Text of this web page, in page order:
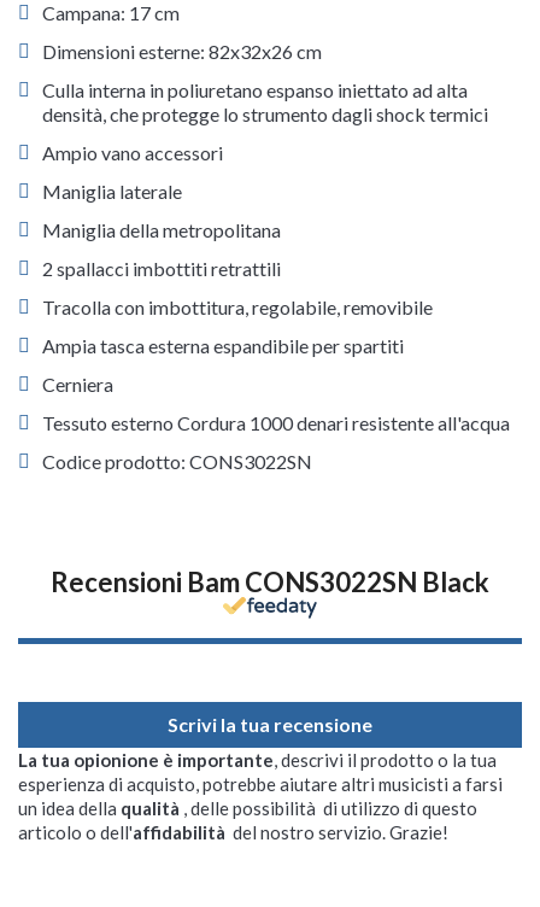
Campana: 17 cm
Dimensioni esterne: 82x32x26 cm
Culla interna in poliuretano espanso iniettato ad alta
densità, che protegge lo strumento dagli shock termici
Ampio vano accessori
Maniglia laterale
Maniglia della metropolitana
2 spallacci imbottiti retrattili
Tracolla con imbottitura, regolabile, removibile
Ampia tasca esterna espandibile per spartiti
Cerniera
Tessuto esterno Cordura 1000 denari resistente all'acqua
Codice prodotto: CONS3022SN
Recensioni Bam CONS3022SN Black
Scrivi la tua recensione
La tua opionione è importante, descrivi il prodotto o la tua
esperienza di acquisto, potrebbe aiutare altri musicisti a farsi
un idea della qualità , delle possibilità di utilizzo di questo
articolo o dell'affidabilità del nostro servizio. Grazie!